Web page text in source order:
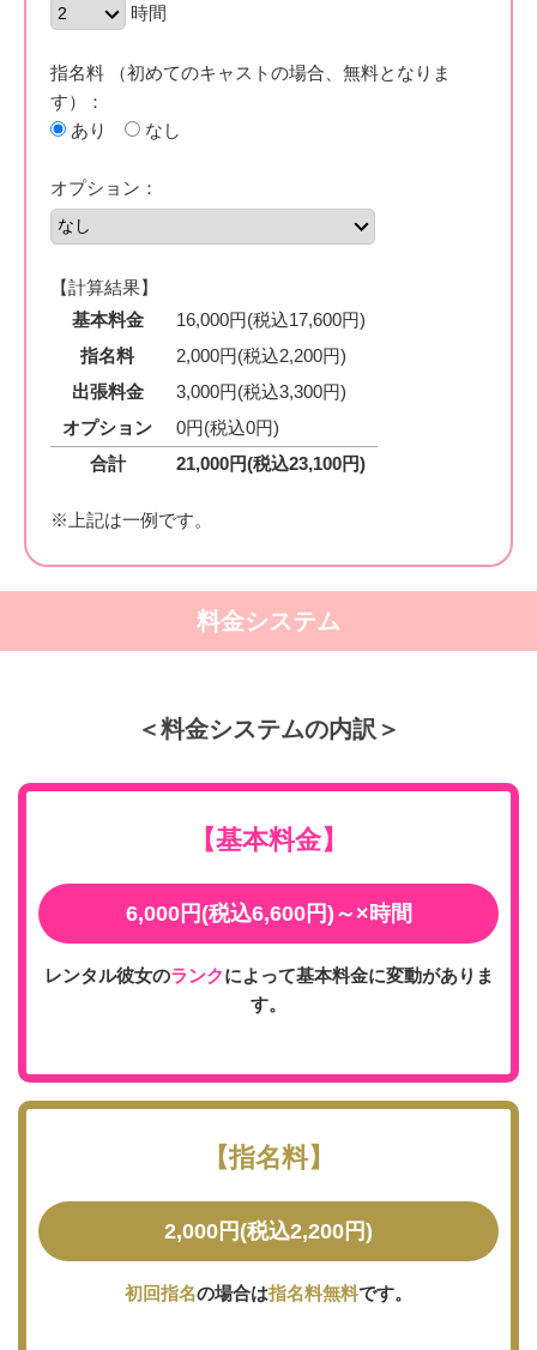
時間
指名料 （初めてのキャストの場合、無料となりま
す）：
あり
なし
オプション：
【計算結果】
基本料金
16,000円(税込17,600円)
指名料
2,000円(税込2,200円)
出張料金
3,000円(税込3,300円)
オプション
0円(税込0円)
合計
21,000円(税込23,100円)
※上記は一例です。
料金システム
＜料金システムの内訳＞
【基本料金】
6,000円(税込6,600円)～×時間
レンタル彼女のランクによって基本料金に変動がありま
す。
【指名料】
2,000円(税込2,200円)
初回指名の場合は指名料無料です。